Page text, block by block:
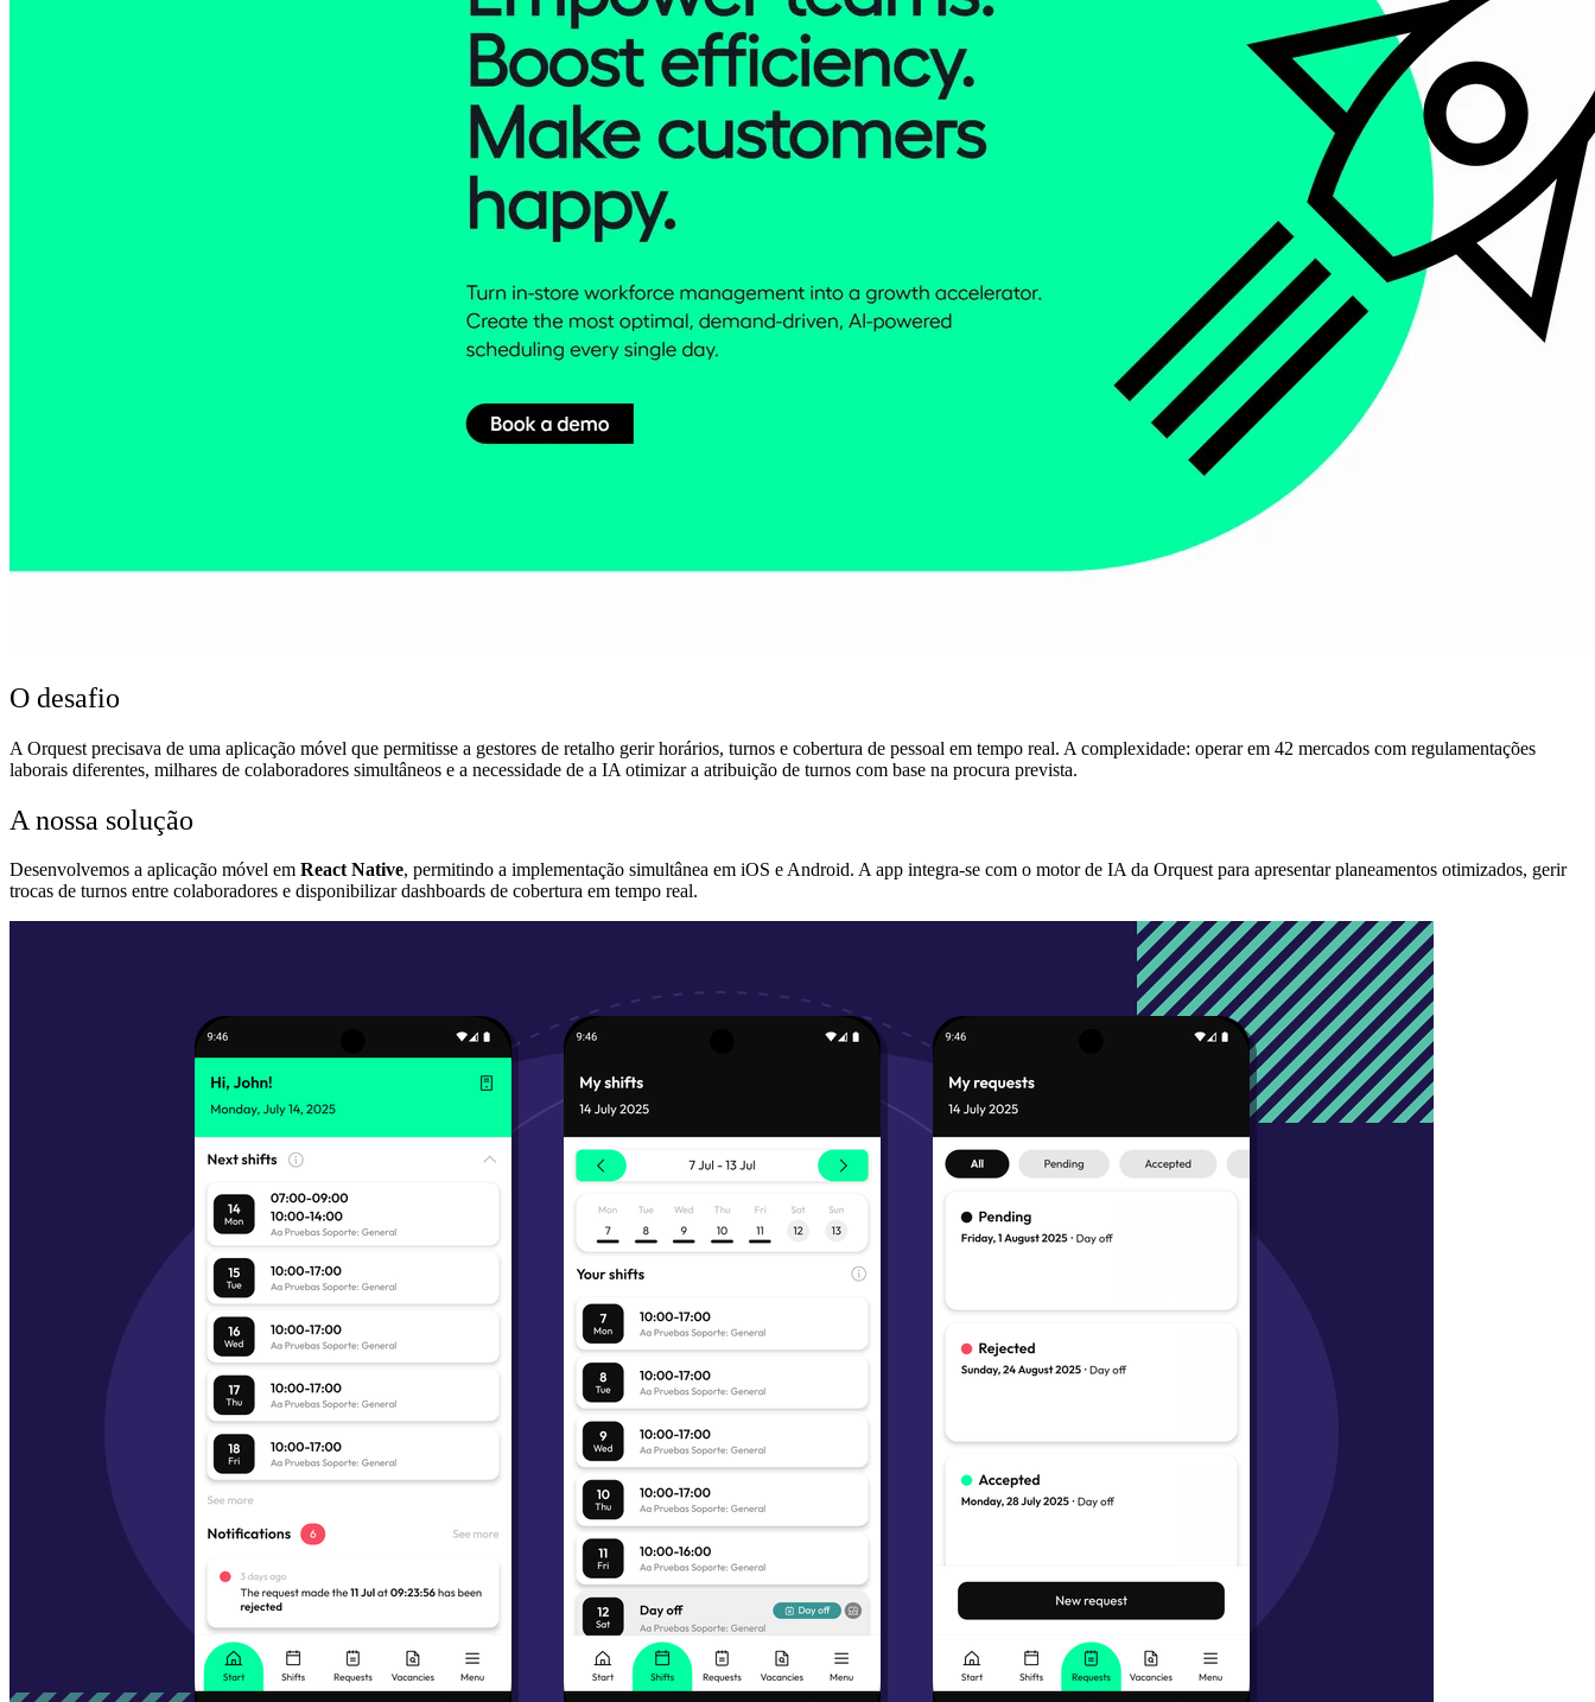
O desafio
A Orquest precisava de uma aplicação móvel que permitisse a gestores de retalho gerir horários, turnos e cobertura de pessoal em tempo real. A complexidade: operar em 42 mercados com regulamentações
laborais diferentes, milhares de colaboradores simultâneos e a necessidade de a IA otimizar a atribuição de turnos com base na procura prevista.
A nossa solução
Desenvolvemos a aplicação móvel em React Native, permitindo a implementação simultânea em iOS e Android. A app integra-se com o motor de IA da Orquest para apresentar planeamentos otimizados, gerir
trocas de turnos entre colaboradores e disponibilizar dashboards de cobertura em tempo real.